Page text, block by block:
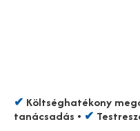
✔ Költséghatékony
tanácsadás • ✔